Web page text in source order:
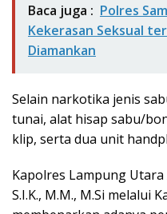
Baca juga : Polres
Kekerasan Seksual
Diamankan
Selain narkotika jenis
tunai, alat hisap sabu/
klip, serta dua unit
Kapolres Lampung Utara
S.I.K., M.M., M.Si melalui